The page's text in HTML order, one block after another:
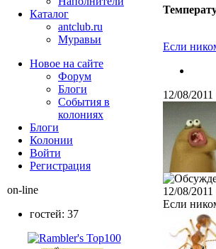
Если
12/08/
12/08/
Если
Каталог
antclub.ru
Муравьи
Новое на сайте
Форум
Блоги
События в
колониях
Блоги
Колонии
Войти
Peгиcтpaция
on-line
гостей: 37